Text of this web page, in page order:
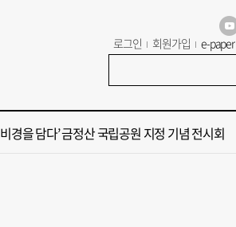
로그인 회원가입 e-paper
일본 여성 인플루언서, 자택서 라이브 방송 중 사망
경을 담다’ 금정산 국립공원 지정 기념 전시회
, ‘해양수산부 신청사’ 최종 유치 확정